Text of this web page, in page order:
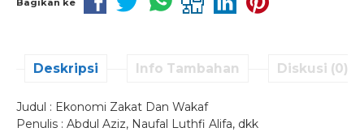
Deskripsi Info Tambahan Diskusi (0)
Judul : Ekonomi Zakat Dan Wakaf
Penulis : Abdul Aziz, Naufal Luthfi Alifa, dkk